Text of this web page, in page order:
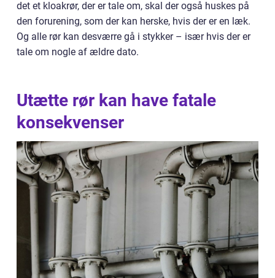
det et kloakrør, der er tale om, skal der også huskes på
den forurening, som der kan herske, hvis der er en læk.
Og alle rør kan desværre gå i stykker – især hvis der er
tale om nogle af ældre dato.
Utætte rør kan have fatale
konsekvenser